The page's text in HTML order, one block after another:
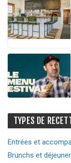
TYPES DE
Entrées et
Brunchs et